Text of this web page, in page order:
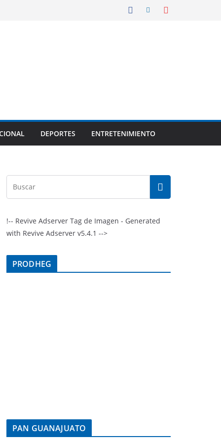
DEPORTES ENTRETENIMIENTO
!-- Revive Adserver Tag de Imagen - Generated
with Revive Adserver v5.4.1 -->
PRODHEG
PAN GUANAJUATO